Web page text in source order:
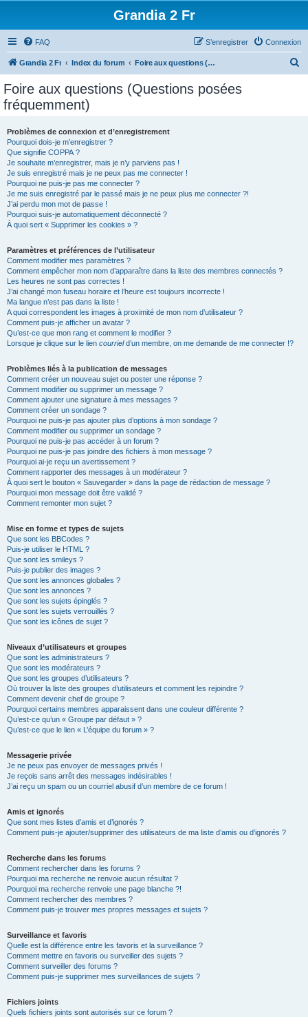
Grandia 2 Fr
FAQ Connexion
S’enregistrer
Grandia 2 Fr Index du forum Foire aux questions (Questions posées fréquemment)
Foire aux questions (Questions posées
fréquemment)
Problèmes de connexion et d’enregistrement
Pourquoi dois-je m’enregistrer ?
Que signifie COPPA ?
Je souhaite m’enregistrer, mais je n’y parviens pas !
Je suis enregistré mais je ne peux pas me connecter !
Pourquoi ne puis-je pas me connecter ?
Je me suis enregistré par le passé mais je ne peux plus me connecter ?!
J’ai perdu mon mot de passe !
Pourquoi suis-je automatiquement déconnecté ?
À quoi sert « Supprimer les cookies » ?
Paramètres et préférences de l’utilisateur
Comment modifier mes paramètres ?
Comment empêcher mon nom d’apparaître dans la liste des membres connectés ?
Les heures ne sont pas correctes !
J’ai changé mon fuseau horaire et l’heure est toujours incorrecte !
Ma langue n’est pas dans la liste !
A quoi correspondent les images à proximité de mon nom d’utilisateur ?
Comment puis-je afficher un avatar ?
Qu’est-ce que mon rang et comment le modifier ?
Lorsque je clique sur le lien courrield’un membre, on me demande de me connecter !?
Problèmes liés à la publication de messages
Comment créer un nouveau sujet ou poster une réponse ?
Comment modifier ou supprimer un message ?
Comment ajouter une signature à mes messages ?
Comment créer un sondage ?
Pourquoi ne puis-je pas ajouter plus d’options à mon sondage ?
Comment modifier ou supprimer un sondage ?
Pourquoi ne puis-je pas accéder à un forum ?
Pourquoi ne puis-je pas joindre des fichiers à mon message ?
Pourquoi ai-je reçu un avertissement ?
Comment rapporter des messages à un modérateur ?
À quoi sert le bouton « Sauvegarder » dans la page de rédaction de message ?
Pourquoi mon message doit être validé ?
Comment remonter mon sujet ?
Mise en forme et types de sujets
Que sont les BBCodes ?
Puis-je utiliser le HTML ?
Que sont les smileys ?
Puis-je publier des images ?
Que sont les annonces globales ?
Que sont les annonces ?
Que sont les sujets épinglés ?
Que sont les sujets verrouillés ?
Que sont les icônes de sujet ?
Niveaux d’utilisateurs et groupes
Que sont les administrateurs ?
Que sont les modérateurs ?
Que sont les groupes d’utilisateurs ?
Où trouver la liste des groupes d’utilisateurs et comment les rejoindre ?
Comment devenir chef de groupe ?
Pourquoi certains membres apparaissent dans une couleur différente ?
Qu’est-ce qu’un « Groupe par défaut » ?
Qu’est-ce que le lien « L’équipe du forum » ?
Messagerie privée
Je ne peux pas envoyer de messages privés !
Je reçois sans arrêt des messages indésirables !
J’ai reçu un spam ou un courriel abusif d’un membre de ce forum !
Amis et ignorés
Que sont mes listes d’amis et d’ignorés ?
Comment puis-je ajouter/supprimer des utilisateurs de ma liste d’amis ou d’ignorés ?
Recherche dans les forums
Comment rechercher dans les forums ?
Pourquoi ma recherche ne renvoie aucun résultat ?
Pourquoi ma recherche renvoie une page blanche ?!
Comment rechercher des membres ?
Comment puis-je trouver mes propres messages et sujets ?
Surveillance et favoris
Quelle est la différence entre les favoris et la surveillance ?
Comment mettre en favoris ou surveiller des sujets ?
Comment surveiller des forums ?
Comment puis-je supprimer mes surveillances de sujets ?
Fichiers joints
Quels fichiers joints sont autorisés sur ce forum ?